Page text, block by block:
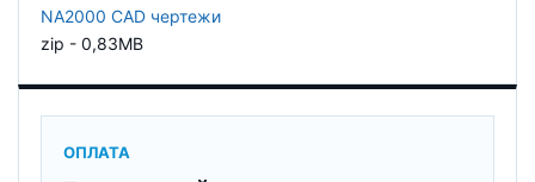
NA2000 CAD чертежи
zip - 0,83MB
ОПЛАТА